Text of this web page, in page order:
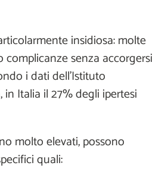
insidiosa: molte
complicanze senza accorgersi
i dati dell'Istituto
in Italia il 27% degli ipertesi
molto elevati, possono
quali: